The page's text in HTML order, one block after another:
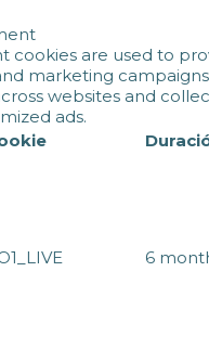
cookies are used to
marketing
websites and
ads.
6